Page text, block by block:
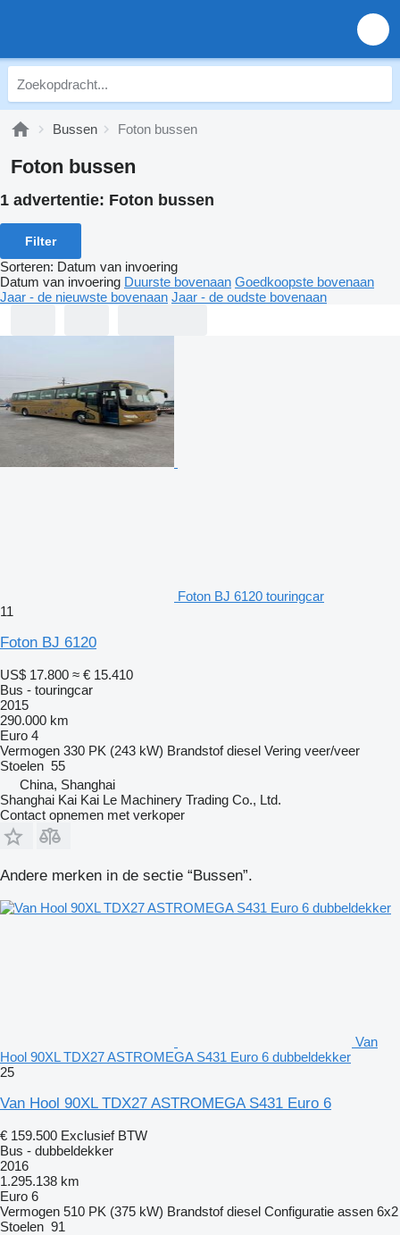
Bussen Foton bussen
Foton bussen
1 advertentie: Foton bussen
Filter
Sorteren: Datum van invoering
Datum van invoering Duurste bovenaan Goedkoopste bovenaan
Jaar - de nieuwste bovenaan Jaar - de oudste bovenaan
Foton BJ 6120 touringcar
11
Foton BJ 6120
US$ 17.800 ≈ € 15.410
Bus - touringcar
2015
290.000 km
Euro 4
Vermogen 330 PK (243 kW) Brandstof diesel Vering veer/veer
Stoelen 55
China, Shanghai
Shanghai Kai Kai Le Machinery Trading Co., Ltd.
Contact opnemen met verkoper
Andere merken in de sectie “Bussen”.
Van
Hool 90XL TDX27 ASTROMEGA S431 Euro 6 dubbeldekker
25
Van Hool 90XL TDX27 ASTROMEGA S431 Euro 6
€ 159.500 Exclusief BTW
Bus - dubbeldekker
2016
1.295.138 km
Euro 6
Vermogen 510 PK (375 kW) Brandstof diesel Configuratie assen 6x2
Stoelen 91